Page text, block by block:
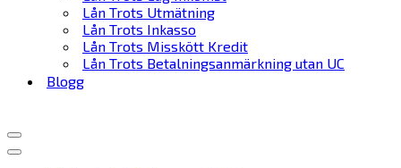
Lån Trots Utmätning
Lån Trots Inkasso
Lån Trots Misskött Kredit
Lån Trots Betalningsanmärkning utan UC
Blogg
Navigeringsmeny
Navigeringsmeny